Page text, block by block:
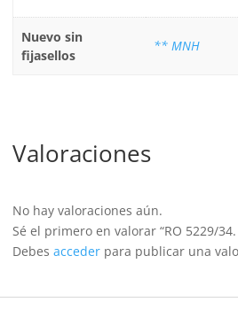
Nuevo sin
fijasellos
** MNH
Valoraciones
No hay valoraciones aún.
Sé el primero en valorar “RO 5229/
Debesacceder para publicar una